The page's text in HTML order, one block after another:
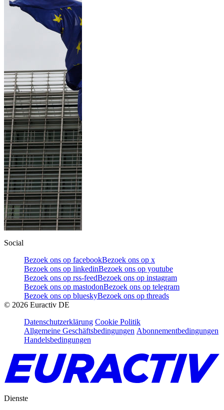
Social
Bezoek ons op facebookBezoek ons op x
Bezoek ons op linkedinBezoek ons op youtube
Bezoek ons op rss-feedBezoek ons op instagram
Bezoek ons op mastodonBezoek ons op telegram
Bezoek ons op blueskyBezoek ons op threads
© 2026 Euractiv DE
Datenschutzerklärung Cookie Politik
Allgemeine Geschäftsbedingungen Abonnementbedingungen
Handelsbedingungen
Dienste